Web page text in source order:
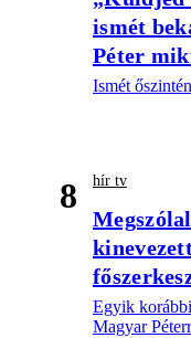
ismét
Péter
Ismét
8 hír tv
Egyik
Magyar